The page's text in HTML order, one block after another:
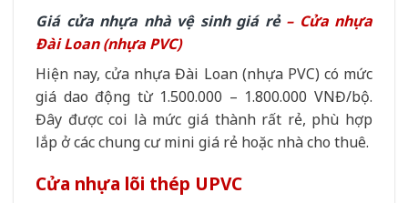
Giá cửa nhựa nhà vệ sinh giá rẻ– Cửa nhựa
Đài Loan (nhựa PVC)
Hiện nay, cửa nhựa Đài Loan (nhựa PVC) có mức
giá dao động từ 1.500.000 – 1.800.000 VNĐ/bộ.
Đây được coi là mức giá thành rất rẻ, phù hợp
lắp ở các chung cư mini giá rẻ hoặc nhà cho thuê.
Cửa nhựa lõi thép UPVC